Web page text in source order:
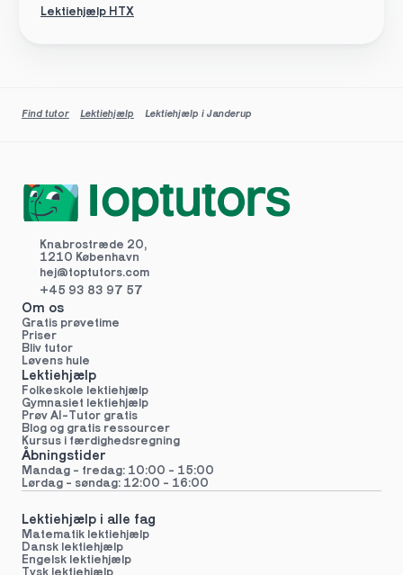
Lektiehjælp HTX
Find tutor Lektiehjælp Lektiehjælp i Janderup
Knabrostræde 20,
1210 København
hej@toptutors.com
+45 93 83 97 57
Om os
Gratis prøvetime
Priser
Bliv tutor
Løvens hule
Lektiehjælp
Folkeskole lektiehjælp
Gymnasiet lektiehjælp
Prøv AI-Tutor gratis
Blog og gratis ressourcer
Kursus i færdighedsregning
Åbningstider
Mandag - fredag: 10:00 - 15:00
Lørdag - søndag: 12:00 - 16:00
Lektiehjælp i alle fag
Matematik lektiehjælp
Dansk lektiehjælp
Engelsk lektiehjælp